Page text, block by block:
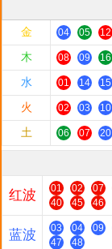
金
04 05 12
木 08 09 16
水 01 14 15
火 02 03 10
土 06 07 20
红波 01 02 07
40
45 46
蓝波 03 04 09
47
48